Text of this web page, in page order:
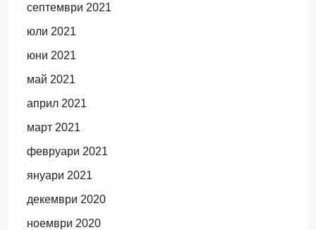
септември 2021
юли 2021
юни 2021
май 2021
април 2021
март 2021
февруари 2021
януари 2021
декември 2020
ноември 2020